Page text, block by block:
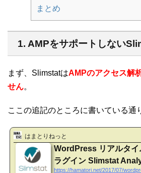
まとめ
1. AMPをサポートしない
まず、SlimstatはAMPのアクセス解
せん。
ここの追記のところに書いている通
はまとりねっと
WordPress リアルタイ
ラグイン Slimstat
https://hamatori.net/2017/07/